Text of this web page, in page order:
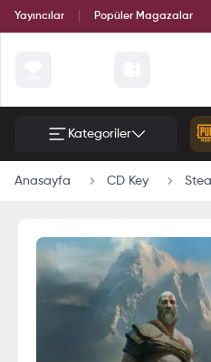
Yayıncılar Popüler Magazalar
Kategoriler
Anasayfa CD Key